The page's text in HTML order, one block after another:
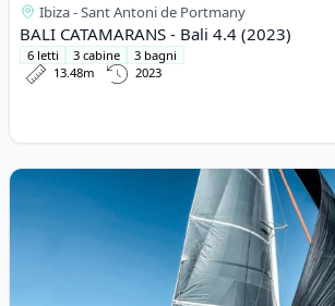
Ibiza - Sant Antoni de Portmany
BALI CATAMARANS - Bali 4.4 (2023)
6 letti 3 cabine
3 bagni
13.48m
2023
View details for EXCESS CATAMARANS -